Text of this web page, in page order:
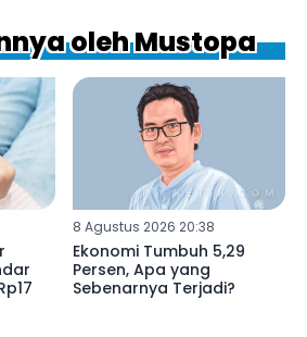
oleh Mustopa
8 Agustus 2026 20:38
Ekonomi Tumbuh 5,29
Persen, Apa yang
Sebenarnya Terjadi?